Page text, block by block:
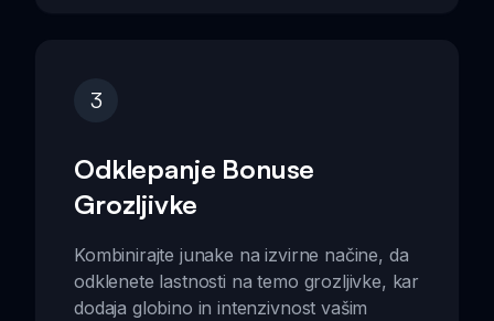
3
Odklepanje Bonuse
Grozljivke
Kombinirajte junake na izvirne načine, da
odklenete lastnosti na temo grozljivke, kar
dodaja globino in intenzivnost vašim